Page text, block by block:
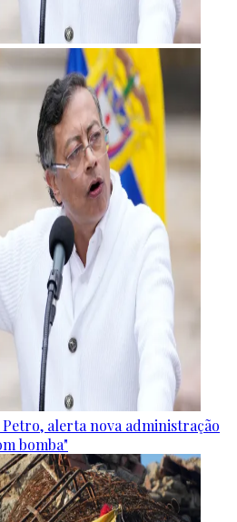
alerta nova administração
bomba"